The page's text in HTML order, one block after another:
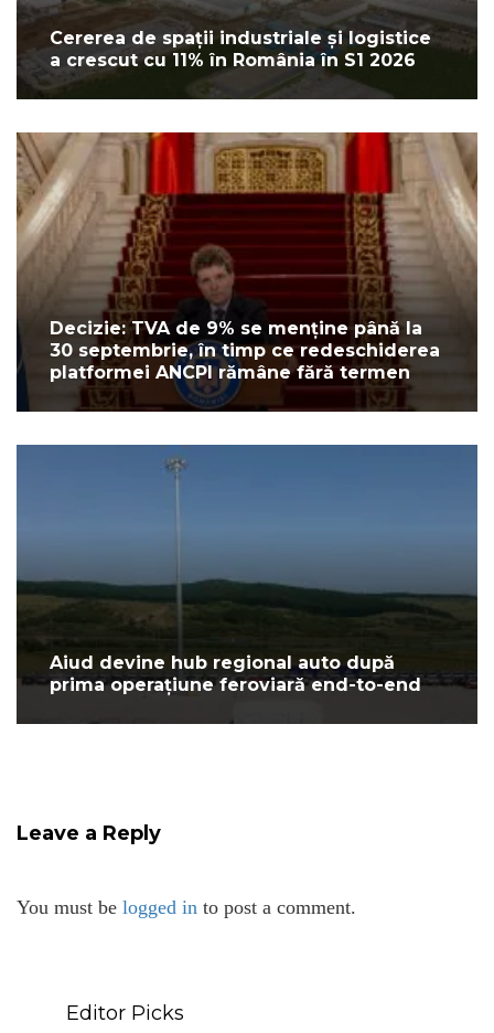
Cererea de spații industriale și logistice
a crescut cu 11% în România în S1 2026
Decizie: TVA de 9% se menține până la
30 septembrie, în timp ce redeschiderea
platformei ANCPI rămâne fără termen
Aiud devine hub regional auto după
prima operațiune feroviară end-to-end
Leave a Reply
You must be logged in to post a comment.
Editor Picks